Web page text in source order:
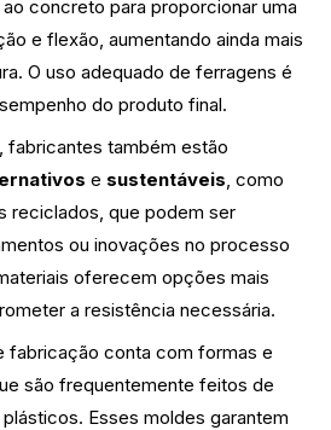
concreto para proporcionar uma
e flexão, aumentando ainda mais
O uso adequado de ferragens é
do produto final.
fabricantes também estão
e sustentáveis, como
reciclados, que podem ser
ou inovações no processo
oferecem opções mais
a resistência necessária.
fabricação conta com formas e
são frequentemente feitos de
Esses moldes garantem